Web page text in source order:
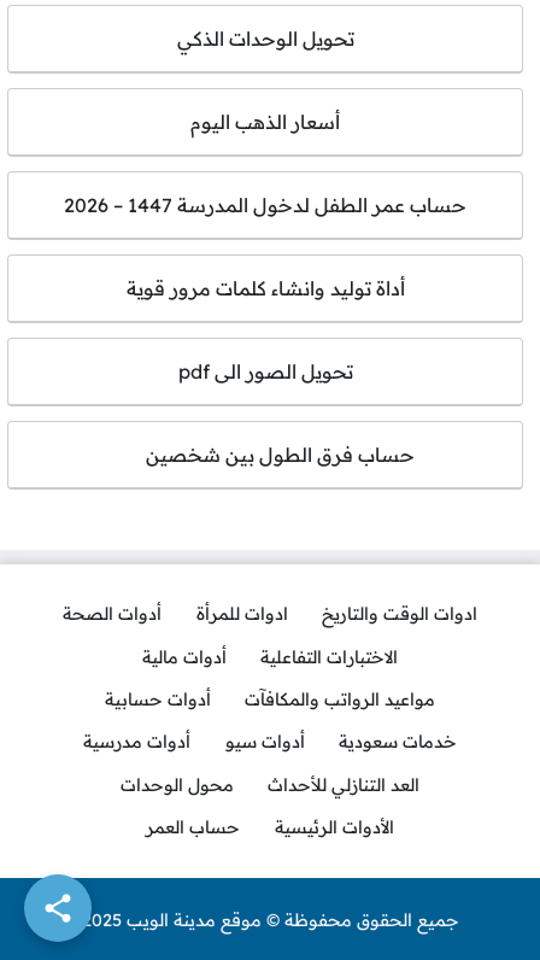
تحويل الوحدات الذكي
أسعار الذهب اليوم
حساب عمر الطفل لدخول المدرسة 1447 – 2026
أداة توليد وانشاء كلمات مرور قوية
تحويل الصور الى pdf
حساب فرق الطول بين شخصين
ادوات الوقت والتاريخ ادوات للمرأة
أدوات الصحة
الاختبارات التفاعلية
أدوات مالية
مواعيد الرواتب والمكافآت
أدوات حسابية
خدمات سعودية
أدوات سيو
أدوات مدرسية
العد التنازلي للأحداث
محول الوحدات
الأدوات الرئيسية
حساب العمر
جميع الحقوق محفوظة © موقع مدينة الويب 2025